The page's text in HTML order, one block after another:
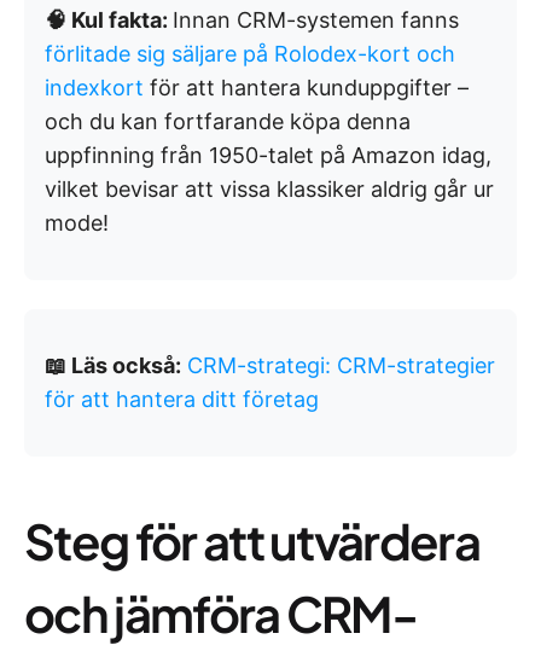
🧠 Kul fakta: Innan CRM-systemen fanns
förlitade sig säljare på Rolodex-kort och
indexkort för att hantera kunduppgifter –
och du kan fortfarande köpa denna
uppfinning från 1950-talet på Amazon idag,
vilket bevisar att vissa klassiker aldrig går ur
mode!
📖 Läs också: CRM-strategi: CRM-strategier
för att hantera ditt företag
Steg för att utvärdera
och jämföra CRM-